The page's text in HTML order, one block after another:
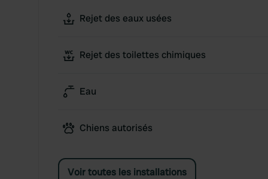
Rejet des eaux usées
Rejet des toilettes chimiques
Eau
Chiens autorisés
Voir toutes les installations